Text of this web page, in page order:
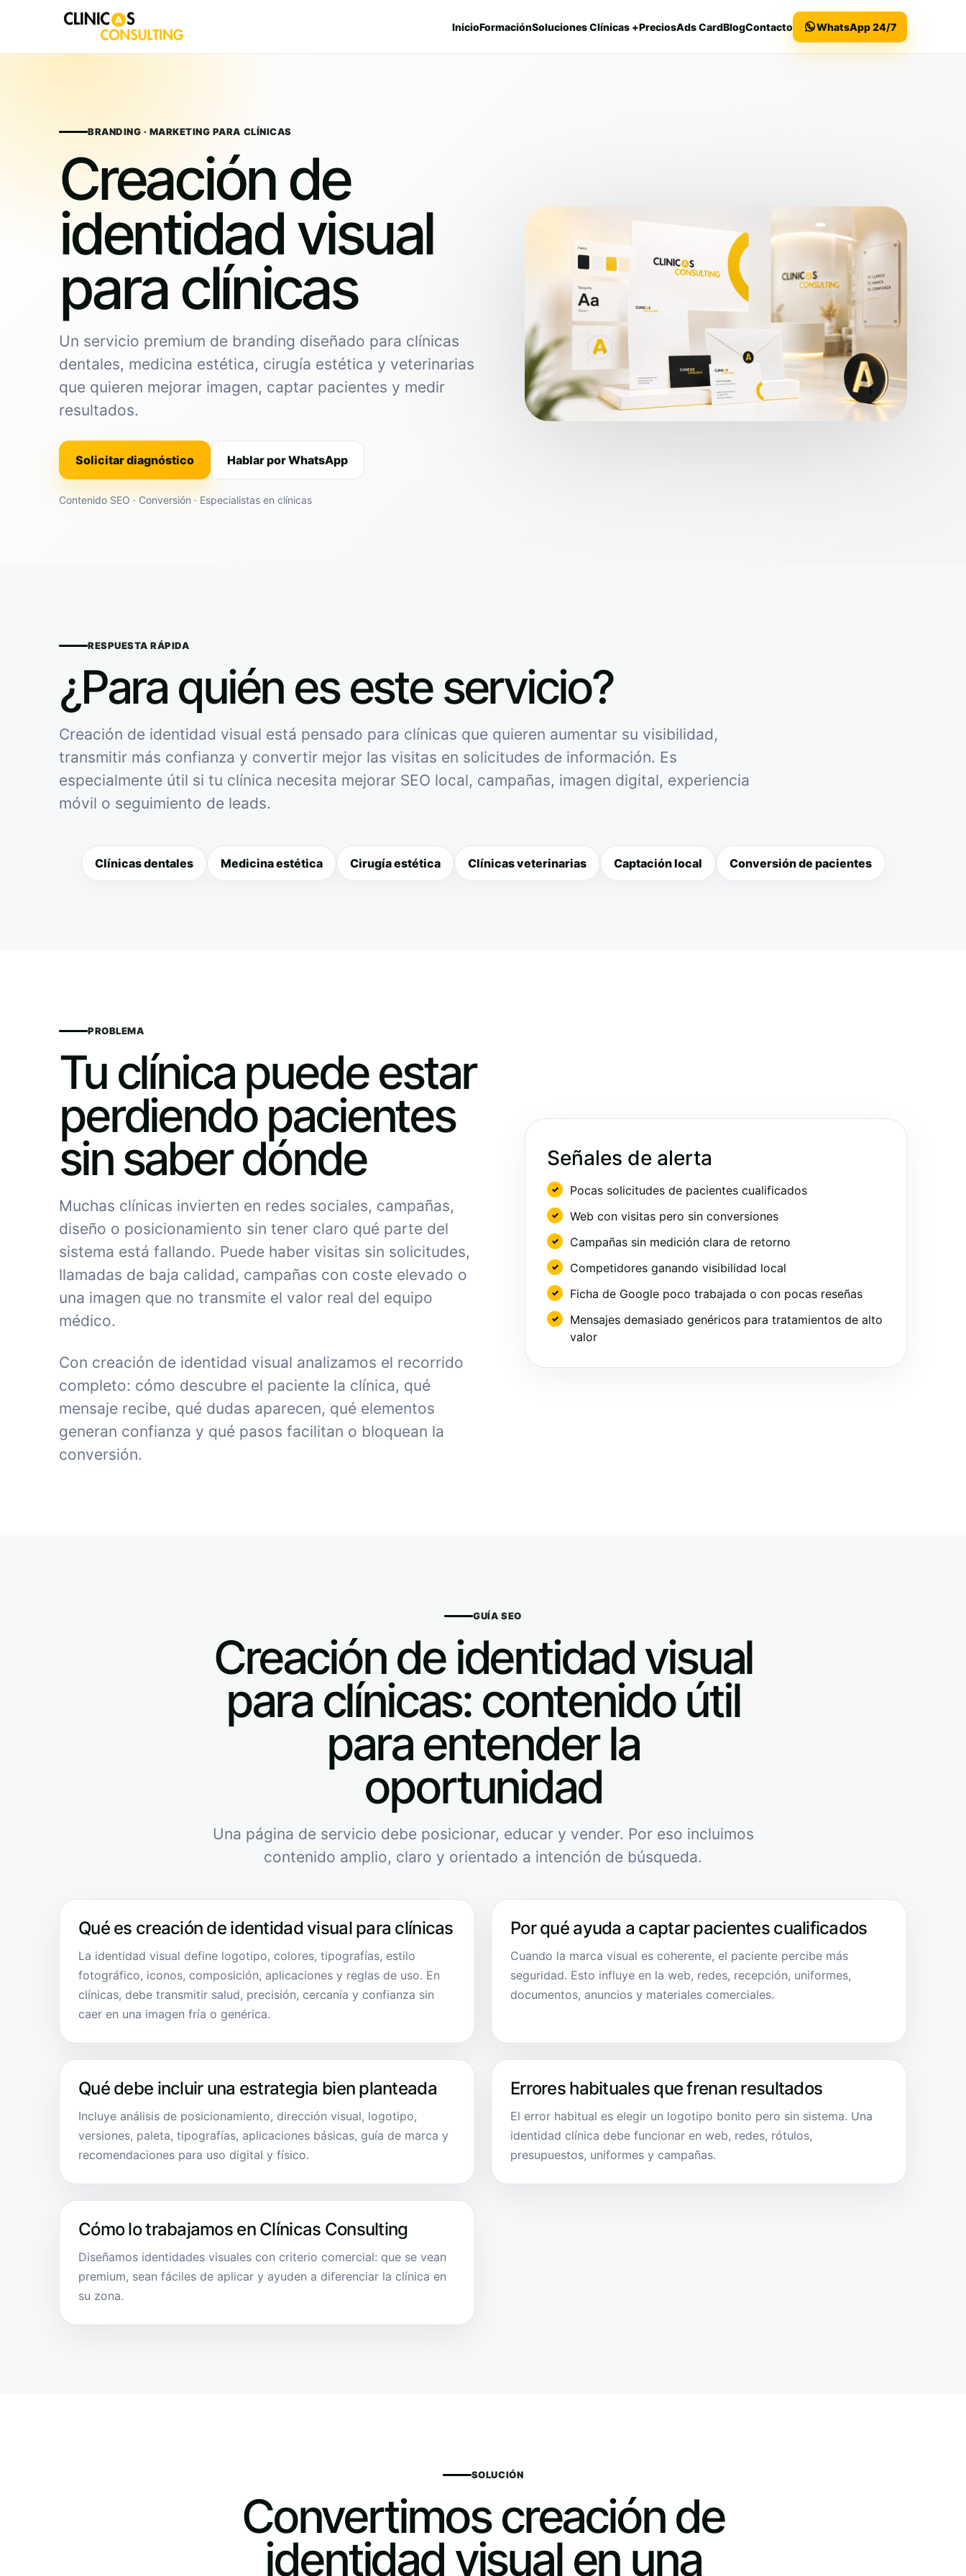
InicioFormaciónSoluciones Clínicas +PreciosAds CardBlogContacto WhatsApp 24/7
BRANDING · MARKETING PARA CLÍNICAS
Creación de
identidad visual
para clínicas
Un servicio premium de branding diseñado para clínicas
dentales, medicina estética, cirugía estética y veterinarias
que quieren mejorar imagen, captar pacientes y medir
resultados.
Solicitar diagnóstico Hablar por WhatsApp
Contenido SEO · Conversión · Especialistas en clínicas
RESPUESTA RÁPIDA
¿Para quién es este servicio?
Creación de identidad visual está pensado para clínicas que quieren aumentar su visibilidad,
transmitir más confianza y convertir mejor las visitas en solicitudes de información. Es
especialmente útil si tu clínica necesita mejorar SEO local, campañas, imagen digital, experiencia
móvil o seguimiento de leads.
Clínicas dentales Medicina estética Cirugía estética Clínicas veterinarias Captación local Conversión de pacientes
PROBLEMA
Tu clínica puede estar
perdiendo pacientes
sin saber dónde
Muchas clínicas invierten en redes sociales, campañas,
diseño o posicionamiento sin tener claro qué parte del
sistema está fallando. Puede haber visitas sin solicitudes,
llamadas de baja calidad, campañas con coste elevado o
una imagen que no transmite el valor real del equipo
médico.
Con creación de identidad visual analizamos el recorrido
completo: cómo descubre el paciente la clínica, qué
mensaje recibe, qué dudas aparecen, qué elementos
generan confianza y qué pasos facilitan o bloquean la
conversión.
Señales de alerta
Pocas solicitudes de pacientes cualificados
Web con visitas pero sin conversiones
Campañas sin medición clara de retorno
Competidores ganando visibilidad local
Ficha de Google poco trabajada o con pocas reseñas
Mensajes demasiado genéricos para tratamientos de alto
valor
GUÍA SEO
Creación de identidad visual
para clínicas: contenido útil
para entender la
oportunidad
Una página de servicio debe posicionar, educar y vender. Por eso incluimos
contenido amplio, claro y orientado a intención de búsqueda.
Qué es creación de identidad visual para clínicas
La identidad visual define logotipo, colores, tipografías, estilo
fotográfico, iconos, composición, aplicaciones y reglas de uso. En
clínicas, debe transmitir salud, precisión, cercanía y confianza sin
caer en una imagen fría o genérica.
Por qué ayuda a captar pacientes cualificados
Cuando la marca visual es coherente, el paciente percibe más
seguridad. Esto influye en la web, redes, recepción, uniformes,
documentos, anuncios y materiales comerciales.
Qué debe incluir una estrategia bien planteada
Incluye análisis de posicionamiento, dirección visual, logotipo,
versiones, paleta, tipografías, aplicaciones básicas, guía de marca y
recomendaciones para uso digital y físico.
Errores habituales que frenan resultados
El error habitual es elegir un logotipo bonito pero sin sistema. Una
identidad clínica debe funcionar en web, redes, rótulos,
presupuestos, uniformes y campañas.
Cómo lo trabajamos en Clínicas Consulting
Diseñamos identidades visuales con criterio comercial: que se vean
premium, sean fáciles de aplicar y ayuden a diferenciar la clínica en
su zona.
SOLUCIÓN
Convertimos creación de
identidad visual en una